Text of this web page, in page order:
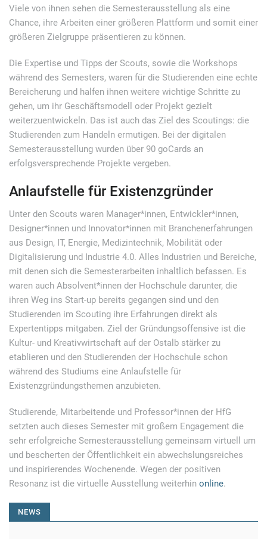
Viele von ihnen sehen die Semesterausstellung als eine
Chance, ihre Arbeiten einer größeren Plattform und somit einer
größeren Zielgruppe präsentieren zu können.
Die Expertise und Tipps der Scouts, sowie die Workshops
während des Semesters, waren für die Studierenden eine echte
Bereicherung und halfen ihnen weitere wichtige Schritte zu
gehen, um ihr Geschäftsmodell oder Projekt gezielt
weiterzuentwickeln. Das ist auch das Ziel des Scoutings: die
Studierenden zum Handeln ermutigen. Bei der digitalen
Semesterausstellung wurden über 90 goCards an
erfolgsversprechende Projekte vergeben.
Anlaufstelle für Existenzgründer
Unter den Scouts waren Manager*innen, Entwickler*innen,
Designer*innen und Innovator*innen mit Branchenerfahrungen
aus Design, IT, Energie, Medizintechnik, Mobilität oder
Digitalisierung und Industrie 4.0. Alles Industrien und Bereiche,
mit denen sich die Semesterarbeiten inhaltlich befassen. Es
waren auch Absolvent*innen der Hochschule darunter, die
ihren Weg ins Start-up bereits gegangen sind und den
Studierenden im Scouting ihre Erfahrungen direkt als
Expertentipps mitgaben. Ziel der Gründungsoffensive ist die
Kultur- und Kreativwirtschaft auf der Ostalb stärker zu
etablieren und den Studierenden der Hochschule schon
während des Studiums eine Anlaufstelle für
Existenzgründungsthemen anzubieten.
Studierende, Mitarbeitende und Professor*innen der HfG
setzten auch dieses Semester mit großem Engagement die
sehr erfolgreiche Semesterausstellung gemeinsam virtuell um
und bescherten der Öffentlichkeit ein abwechslungsreiches
und inspirierendes Wochenende. Wegen der positiven
Resonanz ist die virtuelle Ausstellung weiterhin online.
NEWS